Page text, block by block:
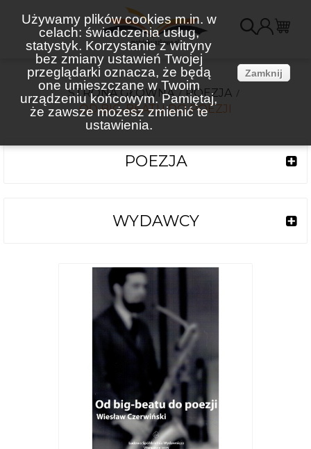
Używamy plików cookies m.in. w
celach: świadczenia usług,
statystyk. Korzystanie z witryny
bez zmiany ustawień Twojej
przeglądarki oznacza, że będą
one umieszczane w Twoim
urządzeniu końcowym. Pamiętaj,
że zawsze możesz zmienić te
ustawienia.
Zamknij
STRONA GŁÓWNA
POEZJA
OD BIG-BEATU DO POEZJI
POEZJA
WYDAWCY